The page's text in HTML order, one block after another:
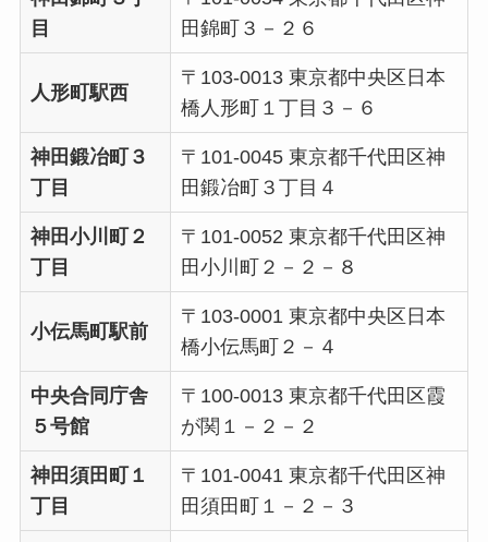
目
田錦町３－２６
人形町駅西
〒103-0013 東京都中央区日本
橋人形町１丁目３－６
神田鍛冶町３
丁目
〒101-0045 東京都千代田区神
田鍛冶町３丁目４
神田小川町２
丁目
〒101-0052 東京都千代田区神
田小川町２－２－８
小伝馬町駅前
〒103-0001 東京都中央区日本
橋小伝馬町２－４
中央合同庁舎
５号館
〒100-0013 東京都千代田区霞
が関１－２－２
神田須田町１
丁目
〒101-0041 東京都千代田区神
田須田町１－２－３